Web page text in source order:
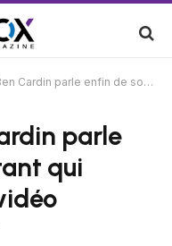
de son assistant qui aurait réalisé une vidéo explicite du Sénat
parle
qui